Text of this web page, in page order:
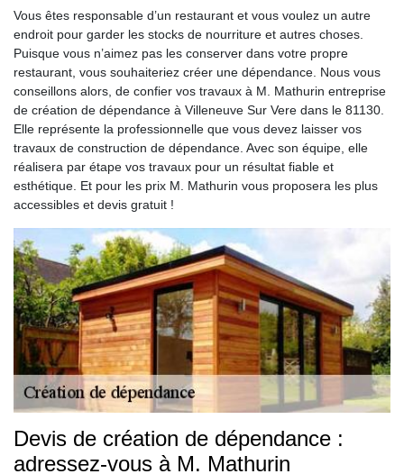
Vous êtes responsable d’un restaurant et vous voulez un autre
endroit pour garder les stocks de nourriture et autres choses.
Puisque vous n’aimez pas les conserver dans votre propre
restaurant, vous souhaiteriez créer une dépendance. Nous vous
conseillons alors, de confier vos travaux à M. Mathurin entreprise
de création de dépendance à Villeneuve Sur Vere dans le 81130.
Elle représente la professionnelle que vous devez laisser vos
travaux de construction de dépendance. Avec son équipe, elle
réalisera par étape vos travaux pour un résultat fiable et
esthétique. Et pour les prix M. Mathurin vous proposera les plus
accessibles et devis gratuit !
Devis de création de dépendance :
adressez-vous à M. Mathurin